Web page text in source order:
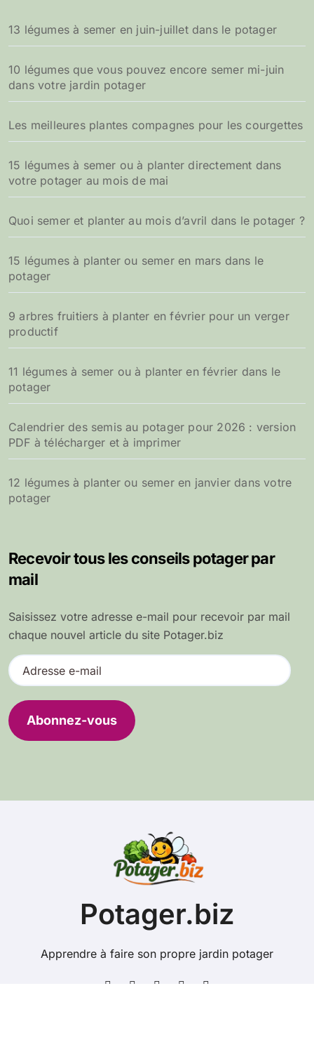
13 légumes à semer en juin-juillet dans le potager
10 légumes que vous pouvez encore semer mi-juin
dans votre jardin potager
Les meilleures plantes compagnes pour les courgettes
15 légumes à semer ou à planter directement dans
votre potager au mois de mai
Quoi semer et planter au mois d’avril dans le potager ?
15 légumes à planter ou semer en mars dans le
potager
9 arbres fruitiers à planter en février pour un verger
productif
11 légumes à semer ou à planter en février dans le
potager
Calendrier des semis au potager pour 2026 : version
PDF à télécharger et à imprimer
12 légumes à planter ou semer en janvier dans votre
potager
Recevoir tous les conseils potager par
mail
Saisissez votre adresse e-mail pour recevoir par mail
chaque nouvel article du site Potager.biz
A
d
e
s
Abonnez-vous
Potager.biz
Apprendre à faire son propre jardin potager